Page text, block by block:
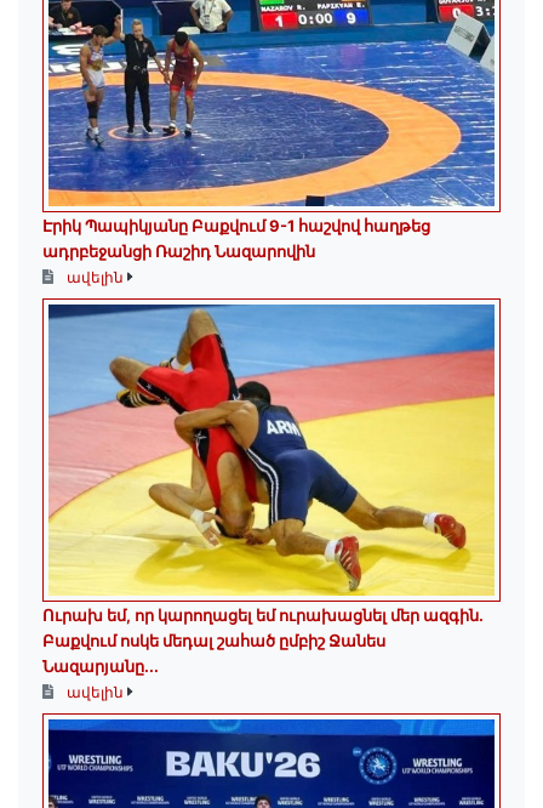
Էրիկ Պապիկյանը Բաքվում 9-1 հաշվով հաղթեց
ադրբեջանցի Ռաշիդ Նազարովին
ավելին
Ուրախ եմ, որ կարողացել եմ ուրախացնել մեր ազգին.
Բաքվում ոսկե մեդալ շահած ըմբիշ Ջանես
Նազարյանը...
ավելին